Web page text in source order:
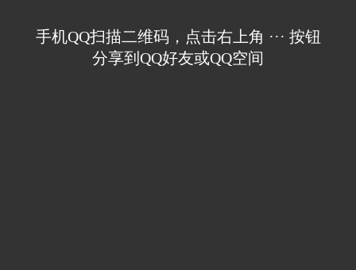
手机QQ扫描二维码，点击右上角 ··· 按钮
分享到QQ好友或QQ空间